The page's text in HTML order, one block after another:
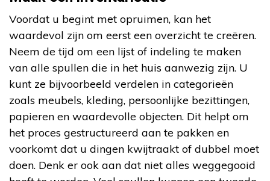
Voordat u begint met opruimen, kan het
waardevol zijn om eerst een overzicht te creëren.
Neem de tijd om een lijst of indeling te maken
van alle spullen die in het huis aanwezig zijn. U
kunt ze bijvoorbeeld verdelen in categorieën
zoals meubels, kleding, persoonlijke bezittingen,
papieren en waardevolle objecten. Dit helpt om
het proces gestructureerd aan te pakken en
voorkomt dat u dingen kwijtraakt of dubbel moet
doen. Denk er ook aan dat niet alles weggegooid